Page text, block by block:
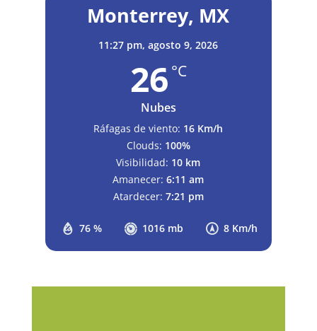
Monterrey, MX
11:27 pm,agosto 9, 2026
26 °C
Nubes
76 % 1016 mb 8 Km/h
Ráfagas de viento: 16 Km/h
Clouds: 100%
Visibilidad: 10 km
Amanecer: 6:11 am
Atardecer: 7:21 pm